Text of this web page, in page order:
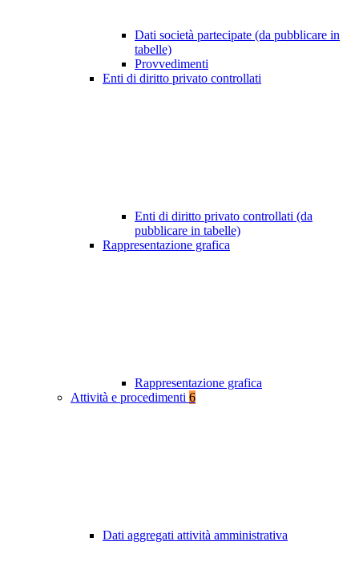
Dati società partecipate (da pubblicare in
tabelle)
Provvedimenti
Enti di diritto privato controllati
Enti di diritto privato controllati (da
pubblicare in tabelle)
Rappresentazione grafica
Rappresentazione grafica
Attività e procedimenti 6
Dati aggregati attività amministrativa